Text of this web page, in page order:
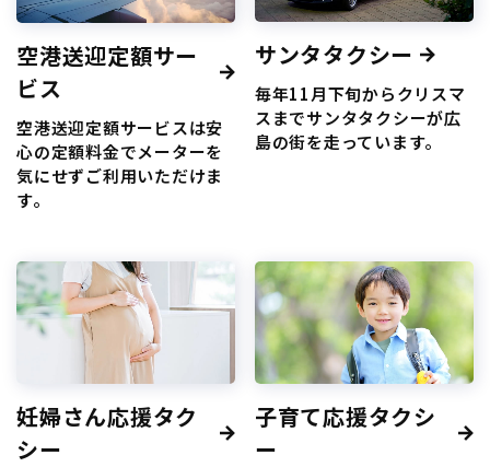
空港送迎定額サー
ビス
空港送迎定額サービスは安
心の定額料金でメーターを
気にせずご利用いただけま
す。
サンタタクシー
毎年11月下旬からクリスマ
スまでサンタタクシーが広
島の街を走っています。
妊婦さん応援タク
シー
子育て応援タクシ
ー